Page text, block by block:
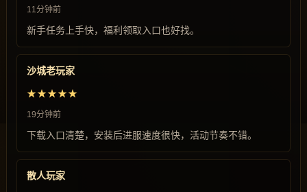
11分钟前
新手任务上手快，福利领取入口也好找。
沙城老玩家
★★★★★
19分钟前
下载入口清楚，安装后进服速度很快，活动节奏不错。
散人玩家